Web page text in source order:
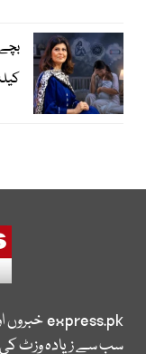
express.pkخبروں
سب سے زیادہ وزٹ